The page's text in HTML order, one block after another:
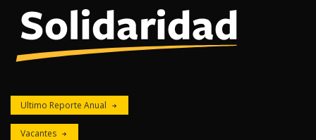
Ultimo Reporte Anual
Vacantes